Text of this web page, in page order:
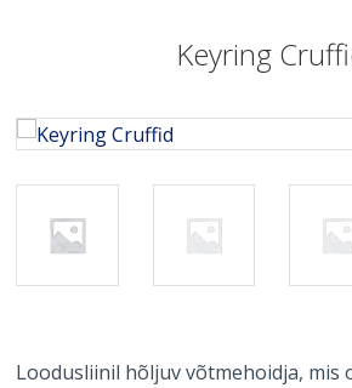
Keyring
Loodusliinil hõljuv võtmehoidja, mis